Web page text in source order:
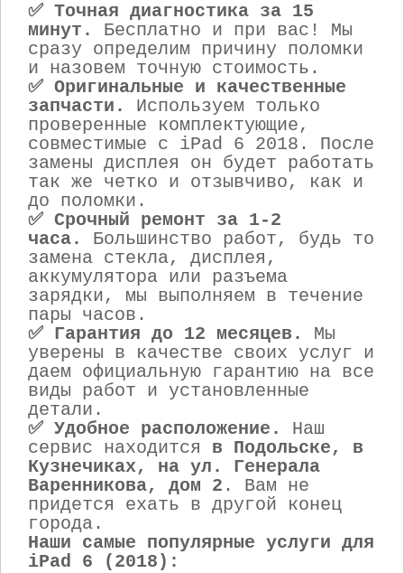
✅ Точная диагностика за 15
минут.
Бесплатно и при вас! Мы
сразу определим причину поломки
и назовем точную стоимость.
✅ Оригинальные и качественные
запчасти.
Используем только
проверенные комплектующие,
совместимые с iPad 6 2018. После
замены дисплея он будет работать
так же четко и отзывчиво, как и
до поломки.
✅ Срочный ремонт за 1-2
часа.
Большинство работ, будь то
замена стекла, дисплея,
аккумулятора или разъема
зарядки, мы выполняем в течение
пары часов.
✅ Гарантия до 12 месяцев.
Мы
уверены в качестве своих услуг и
даем официальную гарантию на все
виды работ и установленные
детали.
✅ Удобное расположение.
Наш
сервис находится в Подольске, в
Кузнечиках, на ул. Генерала
Варенникова, дом 2 . Вам не
придется ехать в другой конец
города.
Наши самые популярные услуги для
iPad 6 (2018):